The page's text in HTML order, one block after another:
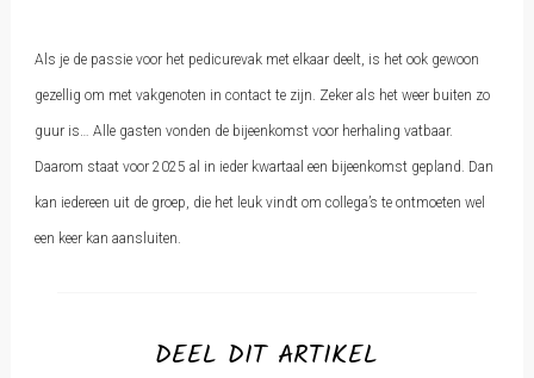
Als je de passie voor het pedicurevak met elkaar deelt, is het ook gewoon
gezellig om met vakgenoten in contact te zijn. Zeker als het weer buiten zo
guur is… Alle gasten vonden de bijeenkomst voor herhaling vatbaar.
Daarom staat voor 2025 al in ieder kwartaal een bijeenkomst gepland. Dan
kan iedereen uit de groep, die het leuk vindt om collega’s te ontmoeten wel
een keer kan aansluiten.
DEEL DIT ARTIKEL